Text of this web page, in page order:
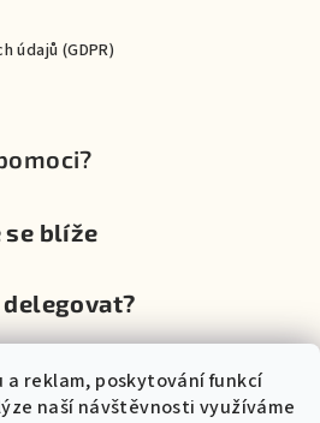
a reklam, poskytování funkcí
naší návštěvnosti využíváme
údajů (GDPR)
se blíže
delegovat?
v praxi